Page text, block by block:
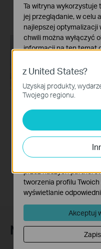
Rozwiń więcej
How to turn a router
into an Access
Point?
Newsletter
z United States?
Uzyskaj produkty,
Twojego regionu.
Ta witryna wykorzystuje
jej przeglądanie, w celu
najlepszej optymalizacji
chwili można wyłączyć
informacji na ten temat
Podstawowe Cookies
Te pliki cookies
witryny i nie moga zostać
Cookies dotyczące
Analiza - Te pliki
analizy ruchu na
dostosowanie
przez naszych
tworzenia profilu
wyświetlanie
Akceptuj